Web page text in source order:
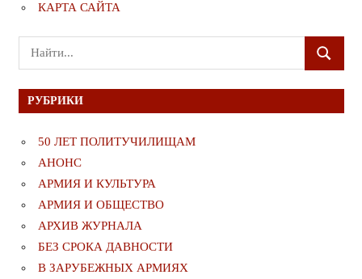
КАРТА САЙТА
Поиск
для:
ПОИСК
РУБРИКИ
50 ЛЕТ ПОЛИТУЧИЛИЩАМ
АНОНС
АРМИЯ И КУЛЬТУРА
АРМИЯ И ОБЩЕСТВО
АРХИВ ЖУРНАЛА
БЕЗ СРОКА ДАВНОСТИ
В ЗАРУБЕЖНЫХ АРМИЯХ